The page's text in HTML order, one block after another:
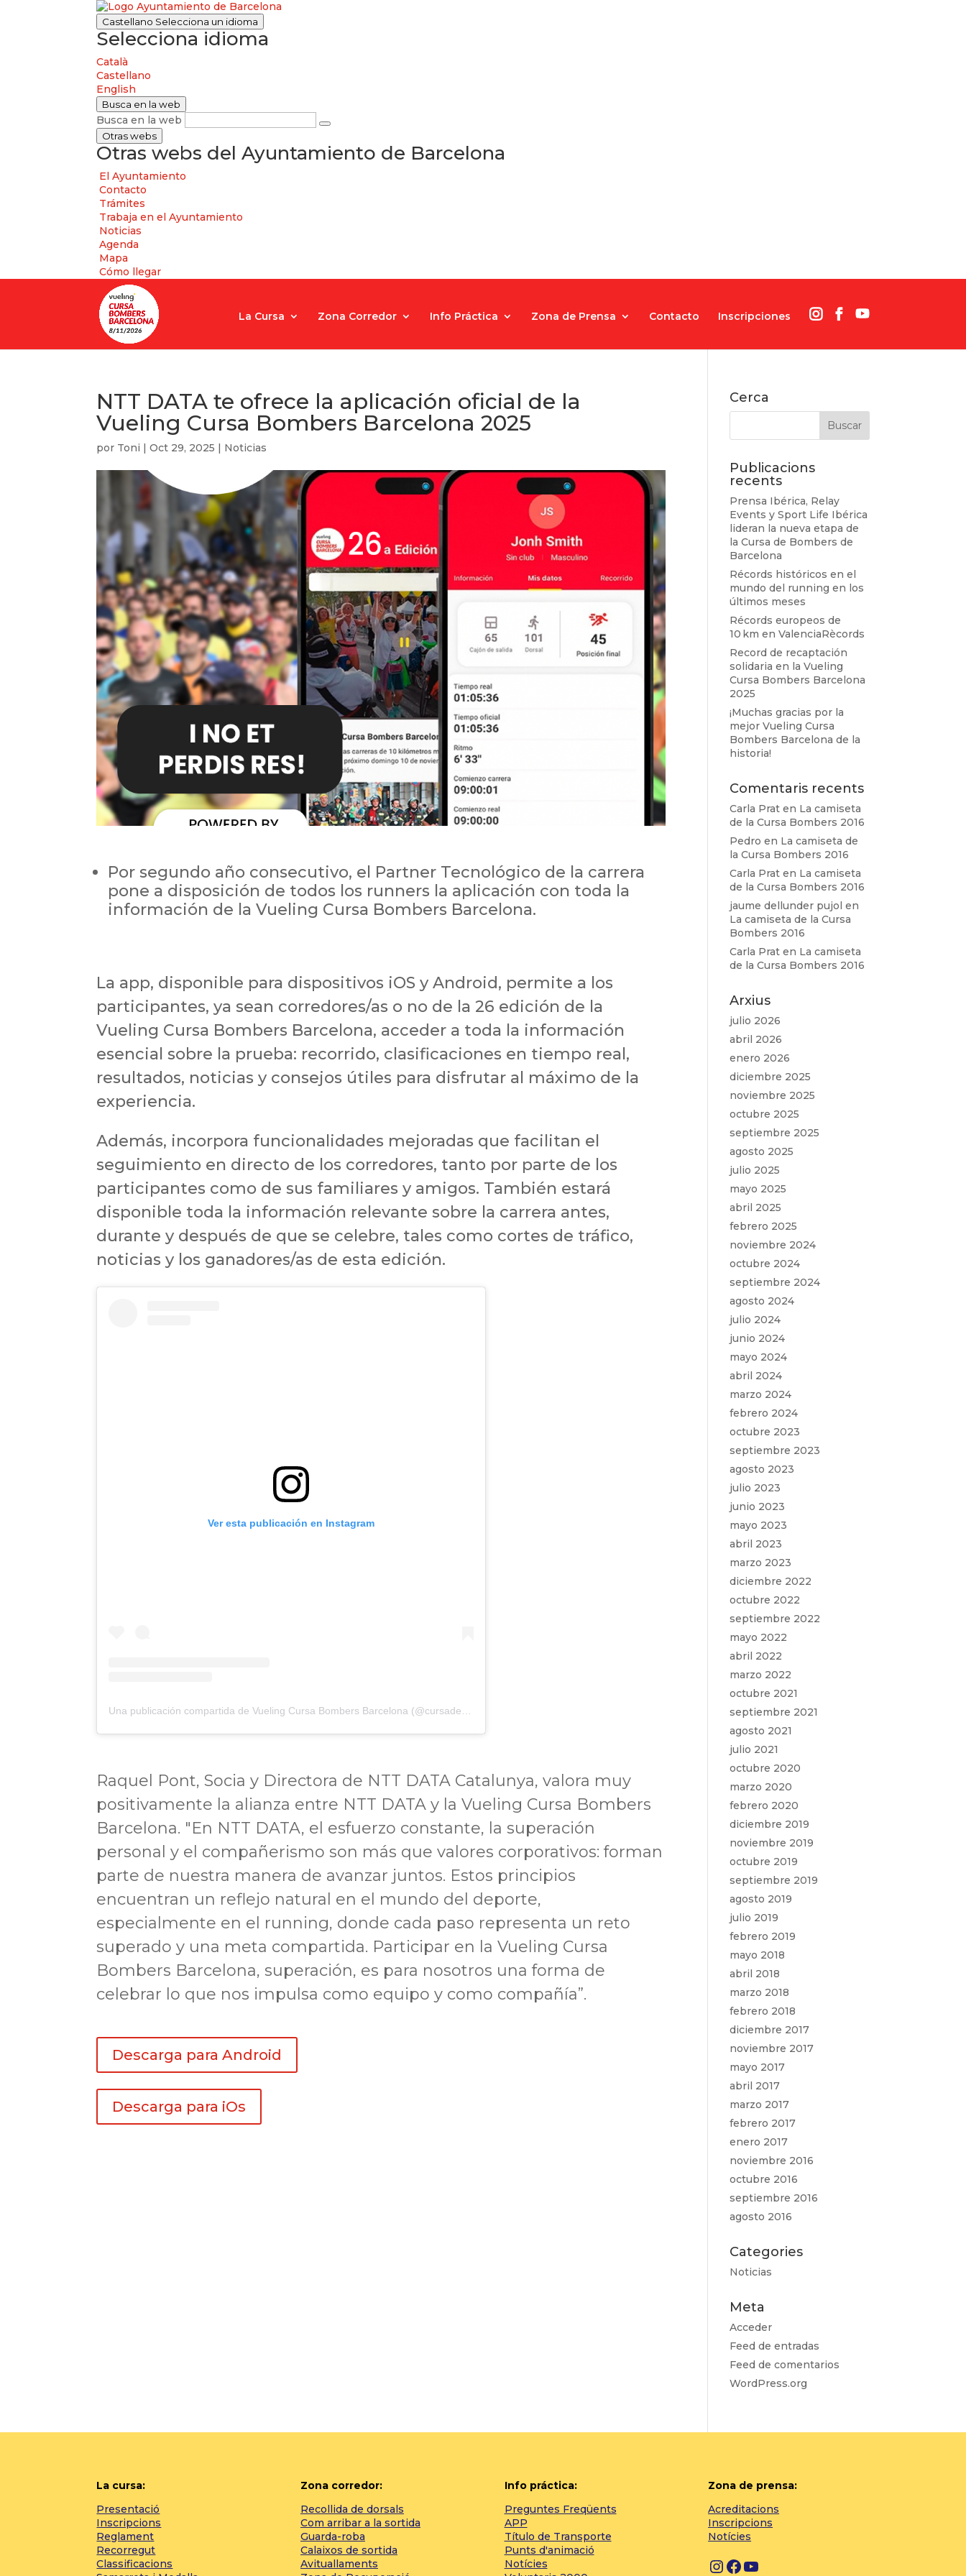
Castellano Selecciona un idioma
Selecciona idioma
Català
Castellano
English
Busca en la web
Busca en la web
Otras webs
Otras webs del Ayuntamiento de Barcelona
El Ayuntamiento
Contacto
Trámites
Trabaja en el Ayuntamiento
Noticias
Agenda
Mapa
Cómo llegar
La Cursa Zona Corredor Info Práctica Zona de Prensa Contacto Inscripciones
NTT DATA te ofrece la aplicación oficial de la
Vueling Cursa Bombers Barcelona 2025
por Toni |Oct 29, 2025 | Noticias
Por segundo año consecutivo, el Partner Tecnológico de la carrera
pone a disposición de todos los runners la aplicación con toda la
información de la Vueling Cursa Bombers Barcelona.
La app, disponible para dispositivos iOS y Android, permite a los
participantes, ya sean corredores/as o no de la 26 edición de la
Vueling Cursa Bombers Barcelona, ​​acceder a toda la información
esencial sobre la prueba: recorrido, clasificaciones en tiempo real,
resultados, noticias y consejos útiles para disfrutar al máximo de la
experiencia.
Además, incorpora funcionalidades mejoradas que facilitan el
seguimiento en directo de los corredores, tanto por parte de los
participantes como de sus familiares y amigos. También estará
disponible toda la información relevante sobre la carrera antes,
durante y después de que se celebre, tales como cortes de tráfico,
noticias y los ganadores/as de esta edición.
Ver esta publicación en Instagram
Raquel Pont, Socia y Directora de NTT DATA Catalunya, valora muy
positivamente la alianza entre NTT DATA y la Vueling Cursa Bombers
Barcelona. "En NTT DATA, el esfuerzo constante, la superación
personal y el compañerismo son más que valores corporativos: forman
parte de nuestra manera de avanzar juntos. Estos principios
encuentran un reflejo natural en el mundo del deporte,
especialmente en el running, donde cada paso representa un reto
superado y una meta compartida. Participar en la Vueling Cursa
Bombers Barcelona, superación, es para nosotros una forma de
celebrar lo que nos impulsa como equipo y como compañía”.
Descarga para Android
Descarga para iOs
Cerca
Publicacions
recents
Prensa Ibérica, Relay
Events y Sport Life Ibérica
lideran la nueva etapa de
la Cursa de Bombers de
Barcelona
Récords históricos en el
mundo del running en los
últimos meses
Récords europeos de
10 km en ValenciaRècords
Record de recaptación
solidaria en la Vueling
Cursa Bombers Barcelona
2025
¡Muchas gracias por la
mejor Vueling Cursa
Bombers Barcelona de la
historia!
Comentaris recents
Carla Prat en La camiseta
de la Cursa Bombers 2016
Pedro en La camiseta de
la Cursa Bombers 2016
Carla Prat en La camiseta
de la Cursa Bombers 2016
jaume dellunder pujol en
La camiseta de la Cursa
Bombers 2016
Carla Prat en La camiseta
de la Cursa Bombers 2016
Arxius
julio 2026
abril 2026
enero 2026
diciembre 2025
noviembre 2025
octubre 2025
septiembre 2025
agosto 2025
julio 2025
mayo 2025
abril 2025
febrero 2025
noviembre 2024
octubre 2024
septiembre 2024
agosto 2024
julio 2024
junio 2024
mayo 2024
abril 2024
marzo 2024
febrero 2024
octubre 2023
septiembre 2023
agosto 2023
julio 2023
junio 2023
mayo 2023
abril 2023
marzo 2023
diciembre 2022
octubre 2022
septiembre 2022
mayo 2022
abril 2022
marzo 2022
octubre 2021
septiembre 2021
agosto 2021
julio 2021
octubre 2020
marzo 2020
febrero 2020
diciembre 2019
noviembre 2019
octubre 2019
septiembre 2019
agosto 2019
julio 2019
febrero 2019
mayo 2018
abril 2018
marzo 2018
febrero 2018
diciembre 2017
noviembre 2017
mayo 2017
abril 2017
marzo 2017
febrero 2017
enero 2017
noviembre 2016
octubre 2016
septiembre 2016
agosto 2016
Categories
Noticias
Meta
Acceder
Feed de entradas
Feed de comentarios
WordPress.org
La cursa:
Presentació
Inscripcions
Reglament
Recorregut
Classificacions
Zona corredor:
Recollida de dorsals
Com arribar a la sortida
Guarda-roba
Calaixos de sortida
Avituallaments
Info práctica:
Preguntes Freqüents
APP
Título de Transporte
Punts d'animació
Notícies
Zona de prensa:
Acreditacions
Inscripcions
Notícies
InstagramFacebook YouTube